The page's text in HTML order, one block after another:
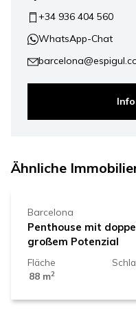
+34 936 404 560
WhatsApp-Chat
Ähnliche
510.000 €
Barcelona
Penthouse mit
großem Potenzial
Fläche
88 m2
485.000 €